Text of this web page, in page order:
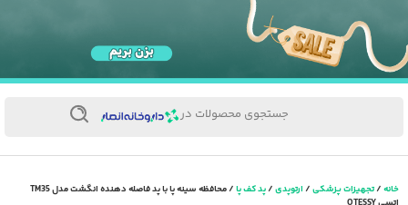
جستجوی محصولات در
خانه/تجهیزات پزشکی/ارتوپدی/پد کف پا
/ محافظه سینه پا با پد فاصله دهنده انگشت مدل TM35